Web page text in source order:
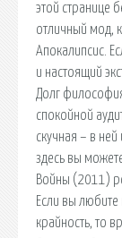
этой странице
отличный мод,
Апокалипсис.
и настоящий
Долг
спокойной
скучная – в
здесь вы
Войны (2011)
Если вы
крайность, то